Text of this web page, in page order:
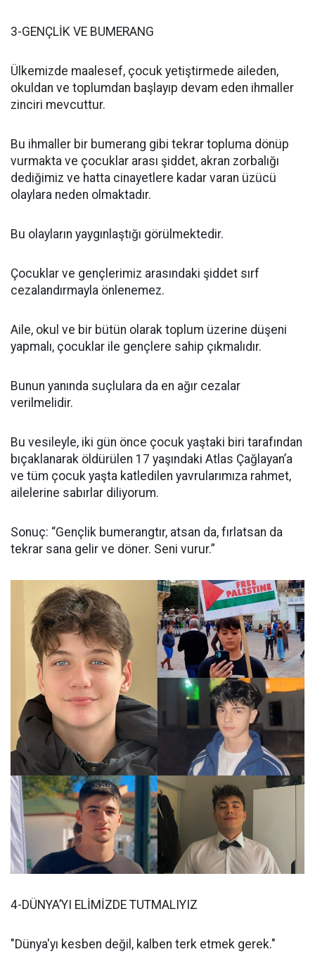
3-GENÇLİK VE BUMERANG
Ülkemizde maalesef, çocuk yetiştirmede aileden,
okuldan ve toplumdan başlayıp devam eden ihmaller
zinciri mevcuttur.
Bu ihmaller bir bumerang gibi tekrar topluma dönüp
vurmakta ve çocuklar arası şiddet, akran zorbalığı
dediğimiz ve hatta cinayetlere kadar varan üzücü
olaylara neden olmaktadır.
Bu olayların yaygınlaştığı görülmektedir.
Çocuklar ve gençlerimiz arasındaki şiddet sırf
cezalandırmayla önlenemez.
Aile, okul ve bir bütün olarak toplum üzerine düşeni
yapmalı, çocuklar ile gençlere sahip çıkmalıdır.
Bunun yanında suçlulara da en ağır cezalar
verilmelidir.
Bu vesileyle, iki gün önce çocuk yaştaki biri tarafından
bıçaklanarak öldürülen 17 yaşındaki Atlas Çağlayan’a
ve tüm çocuk yaşta katledilen yavrularımıza rahmet,
ailelerine sabırlar diliyorum.
Sonuç: “Gençlik bumerangtır, atsan da, fırlatsan da
tekrar sana gelir ve döner. Seni vurur.”
4-DÜNYA’YI ELİMİZDE TUTMALIYIZ
"Dünya'yı kesben değil, kalben terk etmek gerek."